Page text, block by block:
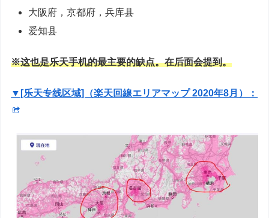
大阪府，京都府，兵库县
爱知县
※这也是乐天手机的最主要的缺点。在后面会提到。
▼[乐天专线区域]（楽天回線エリアマップ 2020年8月）：